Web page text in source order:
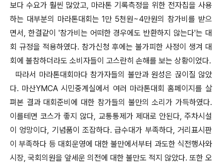
보다 수요가 훨씬 많았고, 마라톤 기록측정을 위한 전자칩을 사용
하는 대부분의 마라톤대회는 1만 5천원~4만원의 참가비를 받으
면서, 한결같이 '참가비는 어떠한 경우에도 반환하지 않는다'는 대
회 규정을 적용하였다. 참가신청 후에는 불가피한 사정이 생겨 대
회에 불참하더라도 소비자들이 고스란히 손해를 보는 상황이었다.
따라서 마라톤대회마다 참가자들의 불만과 원성은 끊이질 않았
다. 마산YMCA 시민중계실에서 여러 마라톤대회 홈페이지를 살
펴본 결과 대회준비에 대한 참가들의 불만의 소리가 가득하였다.
이를테면 코스가 좋지 않다, 교통통제가 제대로 안된다, 주차시설
이 엉망이다, 기념품이 조잡하다. 급수대가 부족하다, 거리표시판
이 부족하다 등 대회운영에 대한 불만에서부터 과도한 식전행사와
시장, 국회의원을 앞세운 의전에 대한 불만도 적지 않았다. 또한 오